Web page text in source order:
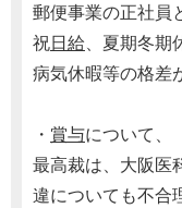
郵便事業の正社員
祝日給、夏期冬期
病気休暇等の格差
・ 賞与について、
最高裁は、大阪医
違についても不合